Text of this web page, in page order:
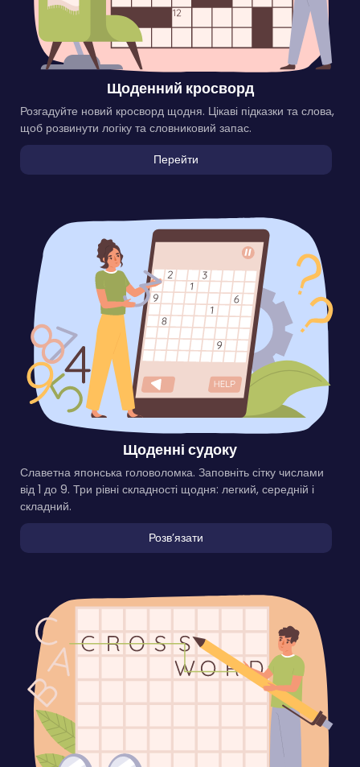
Щоденний кросворд
Розгадуйте новий кросворд щодня. Цікаві підказки та слова,
щоб розвинути логіку та словниковий запас.
Перейти
Щоденні судоку
Славетна японська головоломка. Заповніть сітку числами
від 1 до 9. Три рівні складності щодня: легкий, середній і
складний.
Розвʼязати